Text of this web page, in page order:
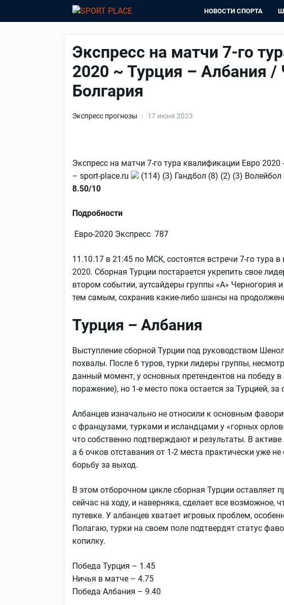
НОВОСТИ СПОРТА
Экспресс на матчи 7-го
2020 ~ Турция – Албания /
Болгария
Экспресс прогнозы 17 июня 2023
Экспресс на матчи 7-го тура квалификации Евро
– sport-place.ru
(114) (3) Гандбол (8) (2) (3)
8.50/10
Подробности
Евро-2020 Экспресс 787
11.10.17 в 21:45 по МСК, состоятся встречи 7-го тура
2020. Сборная Турции постарается укрепить свое
втором событии, аутсайдеры группы «A» Черногория
тем самым, сохранив какие-либо шансы на
Турция – Албания
Выступление сборной Турции под руководством
похвалы. После 6 туров, турки лидеры группы,
данный момент, у основных претендентов на победу
поражение), но 1-е место пока остается за Турцией,
Албанцев изначально не относили к основным
с французами, турками и исландцами у «горных
что собственно подтверждают и результаты. В
а 6 очков отставания от 1-2 места практически уже
борьбу за выход.
В этом отборочном цикле сборная Турции оставляет
сейчас на ходу, и наверняка, сделает все возможное,
путевке. У албанцев хватает игровых проблем,
Полагаю, турки на своем поле подтвердят статус
копилку.
Победа Турция – 1.45
Ничья в матче – 4.75
Победа Албания – 9.40